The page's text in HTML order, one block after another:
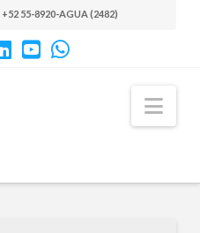
55-8920-AGUA (2482)